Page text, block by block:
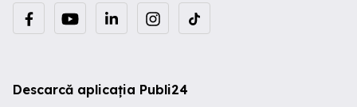
Descarcă aplicația Publi24